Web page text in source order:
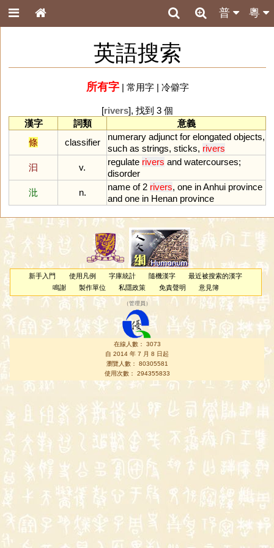
粵
普
英語搜索
所有字| 常用字| 冷僻字
[rivers], 找到 3 個
漢字
詞類
意義
條
classifier
numerary adjunct for elongated objects,
such as strings, sticks, rivers
汩
v.
regulate rivers and watercourses;
disorder
沘
n.
name of 2 rivers, one inAnhui province
and one in Henan province
新手入門 使用凡例 字庫統計 隨機漢字
最近被搜索的漢字
鳴謝
製作單位 私隱政策 免責聲明 意見簿
（管理員 ）
在線人數： 3073
自 2014 年 7 月 8 日起
瀏覽人數： 80305581
使用次數： 294355833